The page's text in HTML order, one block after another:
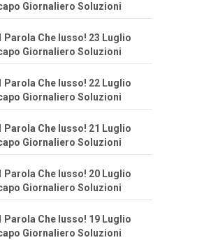
Giornaliero Soluzioni
Parola Che lusso! 23 Luglio
Giornaliero Soluzioni
Parola Che lusso! 22 Luglio
Giornaliero Soluzioni
Parola Che lusso! 21 Luglio
Giornaliero Soluzioni
Parola Che lusso! 20 Luglio
Giornaliero Soluzioni
Parola Che lusso! 19 Luglio
Giornaliero Soluzioni